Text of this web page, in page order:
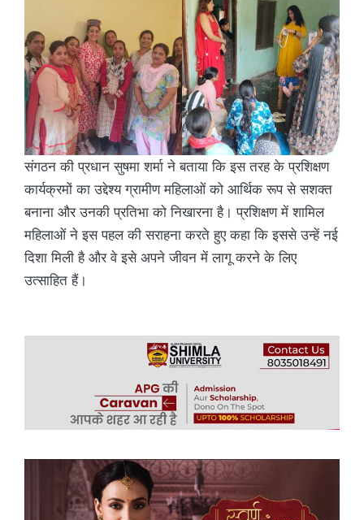
संगठन की प्रधान सुषमा शर्मा ने बताया कि इस तरह के प्रशिक्षण
कार्यक्रमों का उद्देश्य ग्रामीण महिलाओं को आर्थिक रूप से सशक्त
बनाना और उनकी प्रतिभा को निखारना है। प्रशिक्षण में शामिल
महिलाओं ने इस पहल की सराहना करते हुए कहा कि इससे उन्हें नई
दिशा मिली है और वे इसे अपने जीवन में लागू करने के लिए
उत्साहित हैं।